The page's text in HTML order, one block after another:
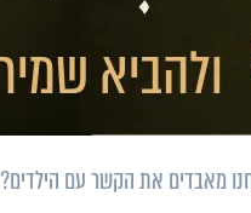
מאבדים את הקשר עם הילדים?